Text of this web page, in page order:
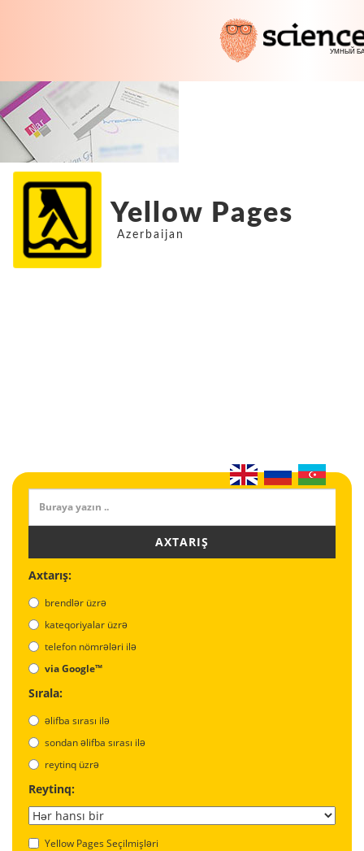
Yellow Pages
Azerbaijan
AXTARIŞ
Axtarış:
brendlər üzrə
kateqoriyalar üzrə
telefon nömrələri ilə
via Google™
Sırala:
əlifba sırası ilə
sondan əlifba sırası ilə
reytinq üzrə
Reytinq:
Yellow Pages Seçilmişləri